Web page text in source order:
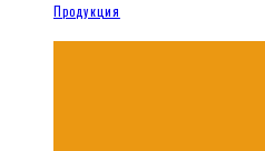
Продукция